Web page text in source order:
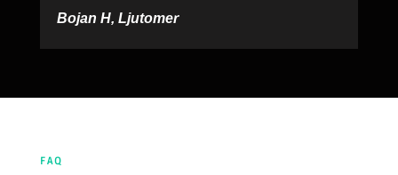
Bojan H, Ljutomer
FAQ